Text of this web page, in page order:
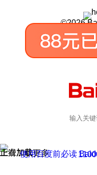
©2026
正在加载
上滑加载更多
使用百度前必读京公网